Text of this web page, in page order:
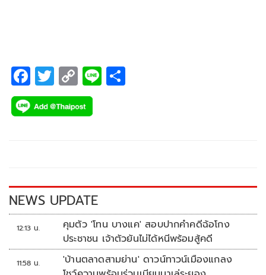
F
ac
e
k
T
wi
tt
C
o
p
k
Li
NEWS UPDATE
12:13 น.
คุมตัว 'โทน บางแค' สอบปากคำคดีฉ้อโกง
ประชาชน เจ้าตัวยันไม่ได้หนีพร้อมสู้คดี
11:58 น.
'บ้านตลาดสามย่าน' ดาวน์ทาวน์เมืองแกลง